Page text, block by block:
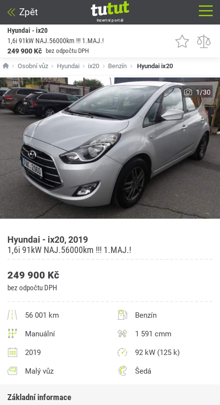
Zpět
Inzertní portál
Hyundai - ix20
1,6i 91kW NAJ.56000km !!! 1.MAJ.!
249 900 Kč
bez odpočtu DPH
Osobní vůz Hyundai ix20 Benzín Hyundai ix20
1/30
Hyundai - ix20, 2019
1,6i 91kW NAJ.56000km !!! 1.MAJ.!
249 900 Kč
bez odpočtu DPH
56 001 km Benzín
Manuální 1 591 cmm
2019 92 kW (125 k)
Malý vůz Šedá
Základní informace